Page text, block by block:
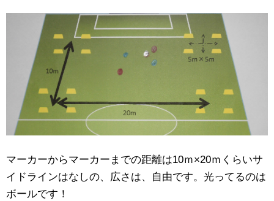
マーカーからマーカーまでの距離は10ｍ×20ｍくらいサ
イドラインはなしの、広さは、自由です。光ってるのは
ボールです！